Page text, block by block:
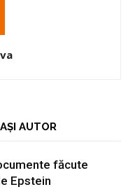
AUTOR
făcute
Epstein